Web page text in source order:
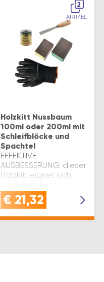
2
ARTIKEL
Holzkitt Nussbaum
100ml oder 200ml mit
Schleifblöcke und
Spachtel
EFFEKTIVE
AUSBESSERUNG: dieser
Holzkitt eignet sich
von kleinen Fehlstellen,
Löchern und Rissen in
€ 21,32